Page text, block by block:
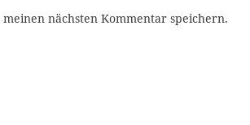
nächsten Kommentar speichern.